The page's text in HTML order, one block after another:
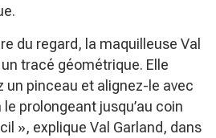
du regard, la maquilleuse Val
un tracé géométrique. Elle
un pinceau et alignez-le avec
le prolongeant jusqu’au coin
», explique Val Garland, dans